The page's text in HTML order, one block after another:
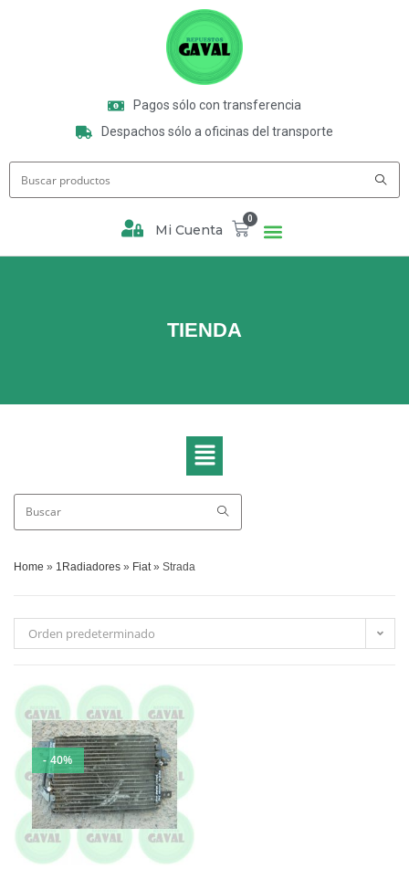
Pagos sólo con transferencia
Despachos sólo a oficinas del transporte
Mi Cuenta
0
TIENDA
Home » 1Radiadores » Fiat » Strada
Orden predeterminado
- 40%